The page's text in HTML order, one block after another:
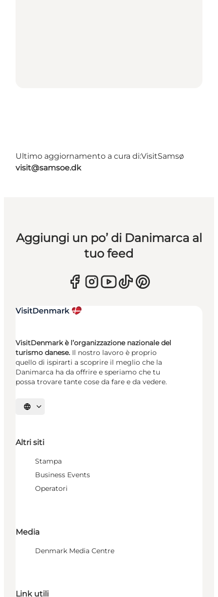
Ultimo aggiornamento a cura di:VisitSamsø
visit@samsoe.dk
Aggiungi un po’ di Danimarca al
tuo feed
VisitDenmark è l’organizzazione nazionale del
turismo danese. Il nostro lavoro è proprio
quello di ispirarti a scoprire il meglio che la
Danimarca ha da offrire e speriamo che tu
possa trovare tante cose da fare e da vedere.
Seleziona la lingua
Altri siti
Stampa
Business Events
Operatori
Media
Denmark Media Centre
Link utili